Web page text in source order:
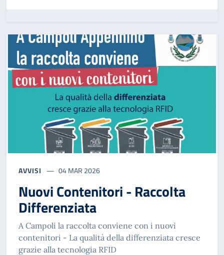
AVVISI 04 MAR 2026
Nuovi Contenitori - Raccolta
Differenziata
A Campoli la raccolta conviene con i nuovi
contenitori - La qualità della differenziata cresce
grazie alla tecnologia RFID